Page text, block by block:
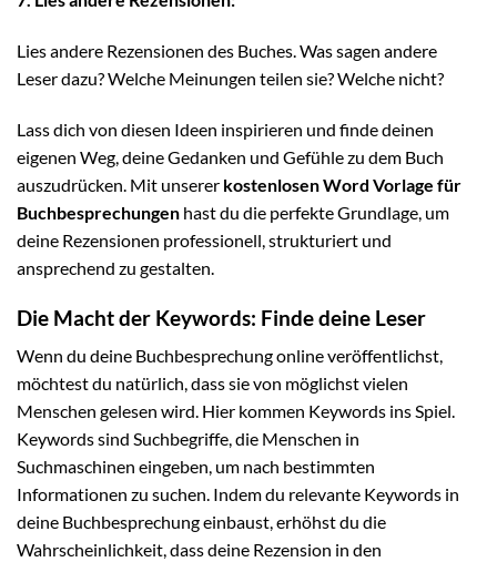
Lies andere Rezensionen des Buches. Was sagen andere
Leser dazu? Welche Meinungen teilen sie? Welche nicht?
Lass dich von diesen Ideen inspirieren und finde deinen
eigenen Weg, deine Gedanken und Gefühle zu dem Buch
auszudrücken. Mit unserer kostenlosen Word Vorlage für
Buchbesprechungen hast du die perfekte Grundlage, um
deine Rezensionen professionell, strukturiert und
ansprechend zu gestalten.
Die Macht der Keywords: Finde deine Leser
Wenn du deine Buchbesprechung online veröffentlichst,
möchtest du natürlich, dass sie von möglichst vielen
Menschen gelesen wird. Hier kommen Keywords ins Spiel.
Keywords sind Suchbegriffe, die Menschen in
Suchmaschinen eingeben, um nach bestimmten
Informationen zu suchen. Indem du relevante Keywords in
deine Buchbesprechung einbaust, erhöhst du die
Wahrscheinlichkeit, dass deine Rezension in den